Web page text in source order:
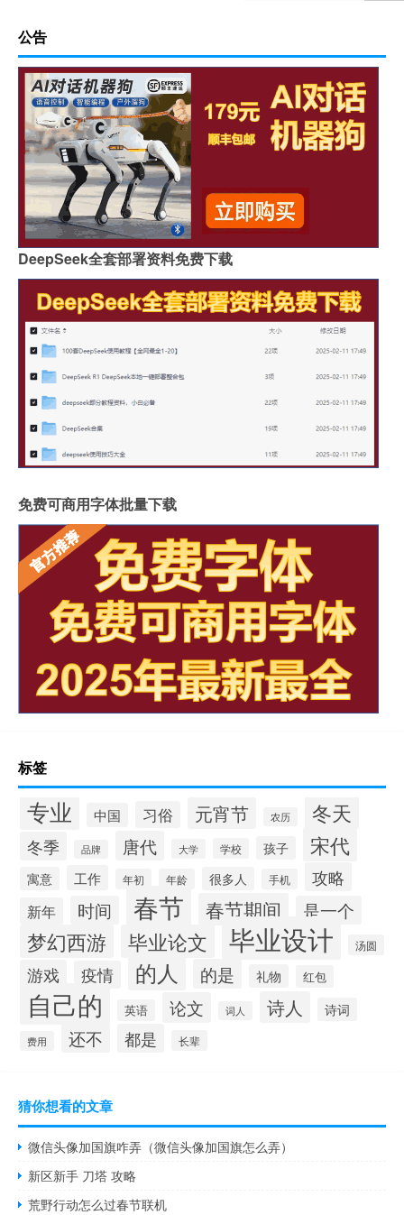
公告
DeepSeek全套部署资料免费下载
免费可商用字体批量下载
标签
专业 中国 习俗 元宵节 农历 冬天
冬季 品牌 唐代 大学 学校 孩子 宋代
寓意 工作 年初 年龄 很多人 手机 攻略
新年 时间 春节 春节期间 是一个
梦幻西游 毕业论文 毕业设计 汤圆
游戏 疫情 的人 的是 礼物 红包
自己的 英语 论文 词人 诗人 诗词
费用 还不 都是 长辈
猜你想看的文章
微信头像加国旗咋弄（微信头像加国旗怎么弄）
新区新手 刀塔 攻略
荒野行动怎么过春节联机